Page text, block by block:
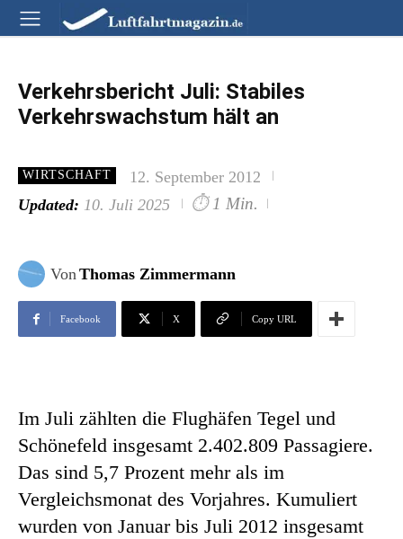
Verkehrsbericht Juli: Stabiles
Verkehrswachstum hält an
WIRTSCHAFT
12. September 2012
Updated: 10. Juli 2025 ⏱ 1 Min.
VonThomas Zimmermann
Facebook X Copy URL
Im Juli zählten die Flughäfen Tegel und
Schönefeld insgesamt 2.402.809 Passagiere.
Das sind 5,7 Prozent mehr als im
Vergleichsmonat des Vorjahres. Kumuliert
wurden von Januar bis Juli 2012 insgesamt